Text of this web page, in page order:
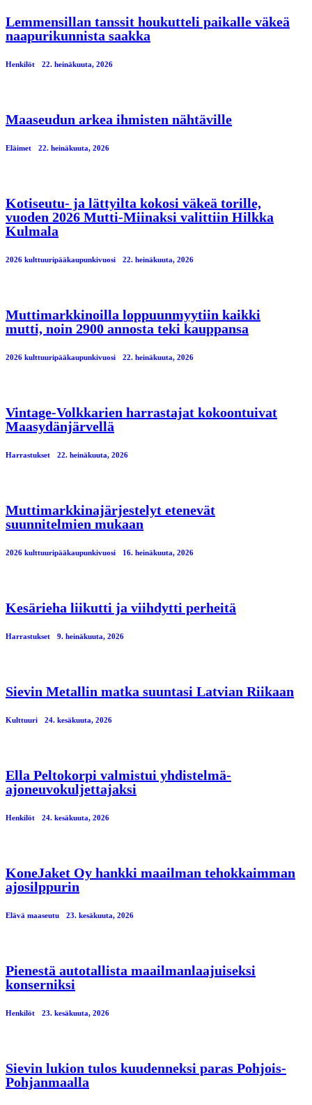
Lemmensillan tanssit houkutteli paikalle väkeä
naapurikunnista saakka
Henkilöt 22. heinäkuuta, 2026
Maaseudun arkea ihmisten nähtäville
Eläimet 22. heinäkuuta, 2026
Kotiseutu- ja lättyilta kokosi väkeä torille,
vuoden 2026 Mutti-Miinaksi valittiin Hilkka
Kulmala
2026 kulttuuripääkaupunkivuosi 22. heinäkuuta, 2026
Muttimarkkinoilla loppuunmyytiin kaikki
mutti, noin 2900 annosta teki kauppansa
2026 kulttuuripääkaupunkivuosi 22. heinäkuuta, 2026
Vintage-Volkkarien harrastajat kokoontuivat
Maasydänjärvellä
Harrastukset 22. heinäkuuta, 2026
Muttimarkkinajärjestelyt etenevät
suunnitelmien mukaan
2026 kulttuuripääkaupunkivuosi 16. heinäkuuta, 2026
Kesärieha liikutti ja viihdytti perheitä
Harrastukset 9. heinäkuuta, 2026
Sievin Metallin matka suuntasi Latvian Riikaan
Kulttuuri 24. kesäkuuta, 2026
Ella Peltokorpi valmistui yhdistelmä-
ajoneuvokuljettajaksi
Henkilöt 24. kesäkuuta, 2026
KoneJaket Oy hankki maailman tehokkaimman
ajosilppurin
Elävä maaseutu 23. kesäkuuta, 2026
Pienestä autotallista maailmanlaajuiseksi
konserniksi
Henkilöt 23. kesäkuuta, 2026
Sievin lukion tulos kuudenneksi paras Pohjois-
Pohjanmaalla